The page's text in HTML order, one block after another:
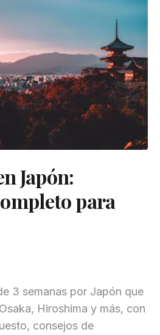
Japón:
para
3 semanas por Japón que
Hiroshima y más, con
consejos de